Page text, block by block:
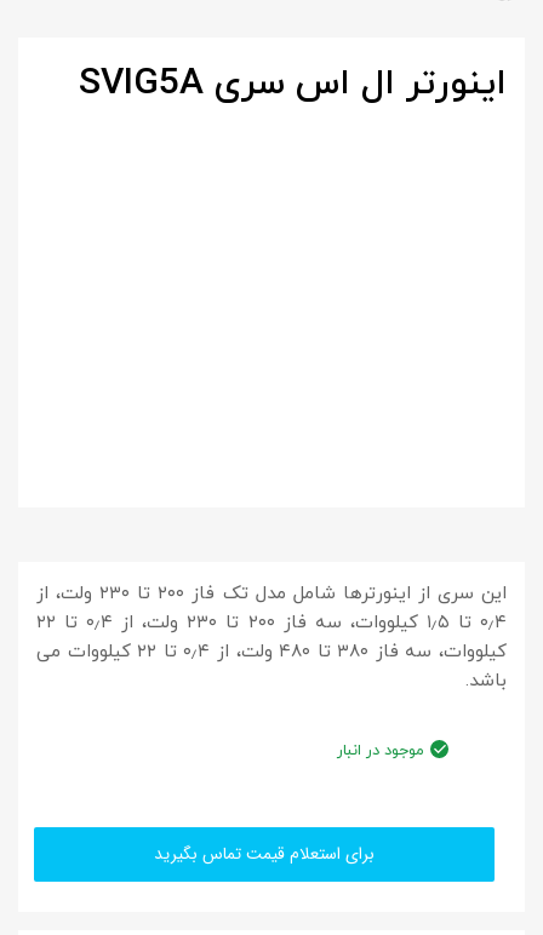
اینورتر ال اس سری SVIG5A
این سری از اینورترها شامل مدل تک فاز ۲۰۰ تا ۲۳۰ ولت، از
۰٫۴ تا ۱٫۵ کیلووات، سه فاز ۲۰۰ تا ۲۳۰ ولت، از ۰٫۴ تا ۲۲
کیلووات، سه فاز ۳۸۰ تا ۴۸۰ ولت، از ۰٫۴ تا ۲۲ کیلووات می
باشد.
موجود در انبار
برای استعلام قیمت تماس بگیرید